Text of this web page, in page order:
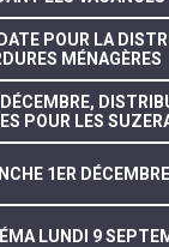
POUR LA
MÉNAGÈRES
POUR LES
1ER
LUNDI 9